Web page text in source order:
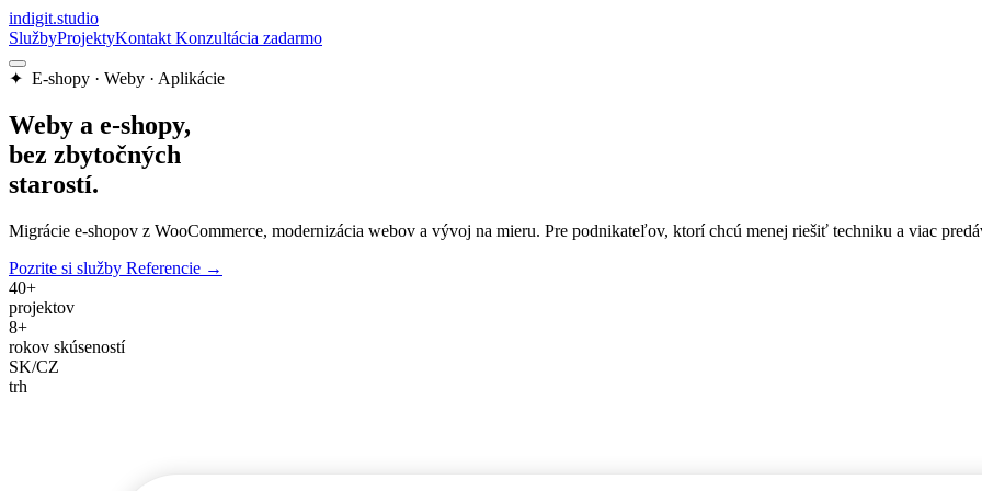
indigit.studio
SlužbyProjektyKontakt Konzultácia zadarmo
✦ E-shopy · Weby · Aplikácie
Weby a e-shopy,
bez zbytočných
starostí.
Migrácie e-shopov z WooCommerce, modernizácia webov a vývoj na mieru. Pre podnikateľov, ktorí chcú menej riešiť techniku a viac
Pozrite si služby Referencie →
40+
projektov
8+
rokov skúseností
SK/CZ
trh